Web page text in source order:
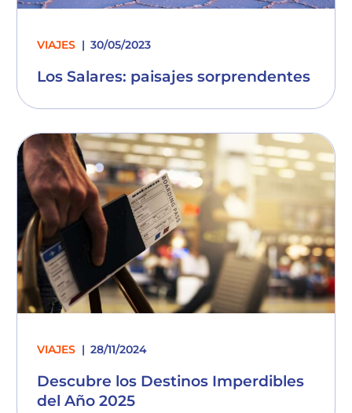
VIAJES 30/05/2023
Los Salares: paisajes sorprendentes
VIAJES 28/11/2024
Descubre los Destinos Imperdibles
del Año 2025